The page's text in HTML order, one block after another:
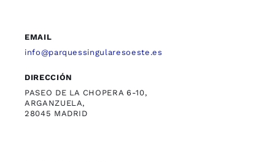
EMAIL
info@parquessingularesoeste.es
DIRECCIÓN
PASEO DE LA CHOPERA 6-10,
ARGANZUELA,
28045 MADRID